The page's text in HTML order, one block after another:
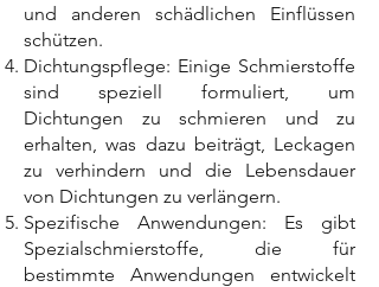
und anderen schädlichen Einflüssen
schützen.
Dichtungspflege: Einige Schmierstoffe
sind speziell formuliert, um
Dichtungen zu schmieren und zu
erhalten, was dazu beiträgt, Leckagen
zu verhindern und die Lebensdauer
von Dichtungen zu verlängern.
Spezifische Anwendungen: Es gibt
Spezialschmierstoffe, die für
bestimmte Anwendungen entwickelt